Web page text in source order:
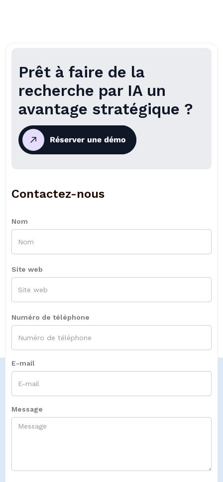
Prêt à faire de la
recherche par IA un
avantage stratégique ?
Réserver une démo
Contactez-nous
Nom
Site web
Numéro de téléphone
E-mail
Message